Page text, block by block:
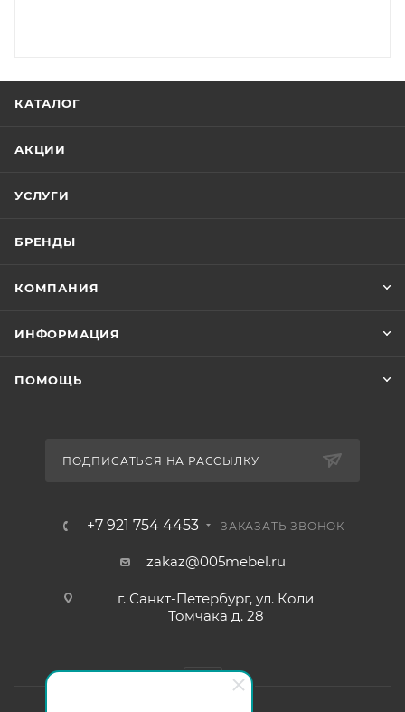
КАТАЛОГ
АКЦИИ
УСЛУГИ
БРЕНДЫ
КОМПАНИЯ
ИНФОРМАЦИЯ
ПОМОЩЬ
ПОДПИСАТЬСЯ НА РАССЫЛКУ
+7 921 754 4453 ЗАКАЗАТЬ ЗВОНОК
zakaz@005mebel.ru
г. Санкт-Петербург, ул. Коли
Томчака д. 28